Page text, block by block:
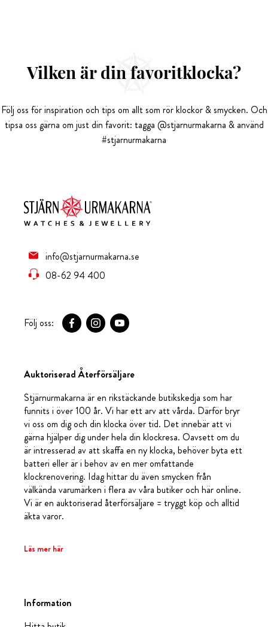
Vilken är din favoritklocka?
Följ oss för inspiration och tips om allt som rör klockor & smycken. Och
tipsa oss gärna om just din favorit: tagga @stjarnurmakarna & använd
#stjarnurmakarna
info@stjarnurmakarna.se
08-62 94 400
Följ oss:
Auktoriserad Återförsäljare
Stjärnurmakarna är en rikstäckande butikskedja som har
funnits i över 100 år. Vi har ett arv att vårda. Därför bryr
vi oss om dig och din klocka över tid. Det innebär att vi
gärna hjälper dig under hela din klockresa. Oavsett om du
är intresserad av att skaffa en ny klocka, behöver byta ett
batteri eller är i behov av en mer omfattande
klockrenovering. Idag hittar du även smycken från
välkända varumärken i flera av våra butiker och här online.
Vi är en auktoriserad återförsäljare = tryggt köp och alltid
äkta varor.
Läs mer här
Information